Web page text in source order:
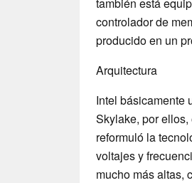
controlador de
producido en un
Arquitectura
Intel básicamente
Skylake, por
reformuló la
voltajes y
mucho más altas,